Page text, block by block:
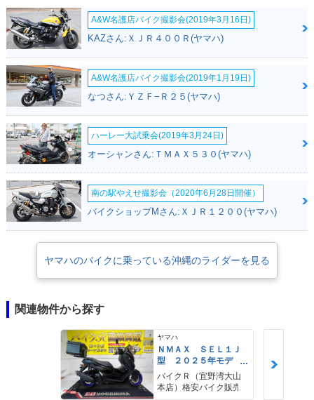
ョンによって国内販売された。
A&W名護店バイク撮影会(2019年3月16日)
KAZさん:ＸＪＲ４００Ｒ(ヤマハ)
A&W名護店バイク撮影会(2019年1月19日)
なつさん:ＹＺＦ−Ｒ２５(ヤマハ)
ハーレー大試乗会(2019年3月24日)
オーシャンさん:ＴＭＡＸ５３０(ヤマハ)
南の駅やえせ撮影会（2020年6月28日開催）
バイクショップMさん:ＸＪＲ１２００(ヤマハ)
ヤマハのバイクに乗っている沖縄のライダーを見る
関連物件から探す
ヤマハ
ＮＭＡＸ ＳＥＬ１Ｊ
型 ２０２５年モデ
ル ＡＢＳ キーレ
ス リアキャリア リ
アＢＯＸ
バイクＲ（宜野湾大山
本店）格安バイク販売